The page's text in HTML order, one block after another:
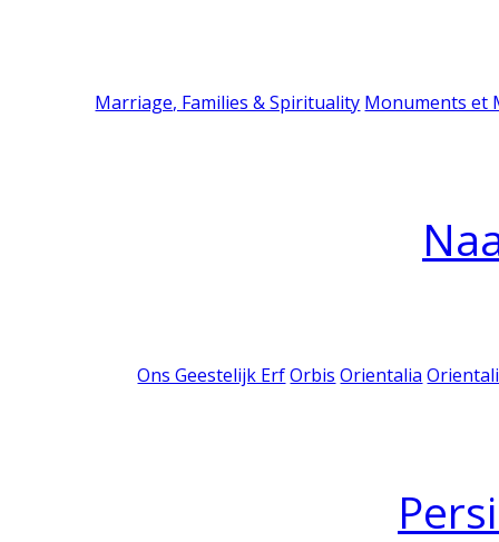
Marriage, Families & Spirituality Monuments et
Ons Geestelijk Erf Orbis Orientalia